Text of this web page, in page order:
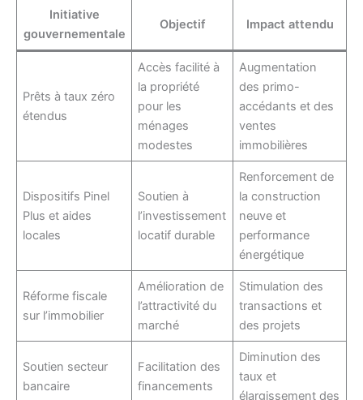
Initiative
gouvernementale
Objectif Impact attendu
Prêts à taux zéro
étendus
Accès facilité à
la propriété
pour les
ménages
modestes
Augmentation
des primo-
accédants et des
ventes
immobilières
Dispositifs Pinel
Plus et aides
locales
Soutien à
l’investissement
locatif durable
Renforcement de
la construction
neuve et
performance
énergétique
Réforme fiscale
sur l’immobilier
Amélioration de
l’attractivité du
marché
Stimulation des
transactions et
des projets
Soutien secteur
bancaire
Facilitation des
financements
Diminution des
taux et
élargissement des